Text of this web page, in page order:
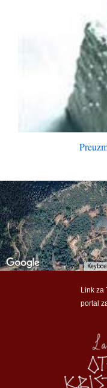
Groblje
Groblje
Link za
portal